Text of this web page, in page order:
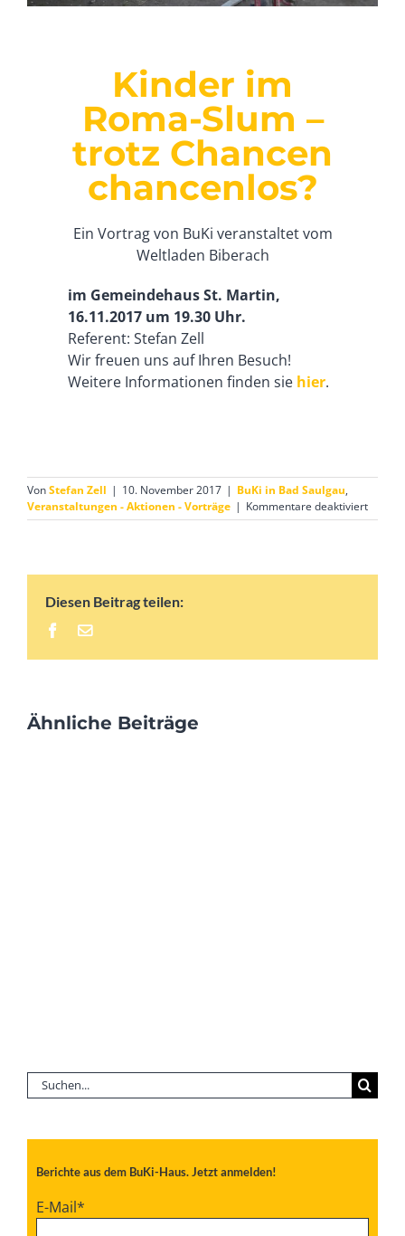
Kinder im
Roma-Slum –
trotz Chancen
chancenlos?
Ein Vortrag von BuKi veranstaltet vom
Weltladen Biberach
im Gemeindehaus St. Martin,
16.11.2017 um 19.30 Uhr.
Referent: Stefan Zell
Wir freuen uns auf Ihren Besuch!
Weitere Informationen finden sie hier.
VonStefan Zell | 10. November 2017 | BuKi in Bad Saulgau,
Veranstaltungen - Aktionen - Vorträge | Kommentare deaktiviertfür
Kinder
Diesen Beitrag teilen:
Facebook
E-
Ähnliche Beiträge
Suche
nach:
Berichte aus dem BuKi-Haus. Jetzt anmelden!
E-Mail*